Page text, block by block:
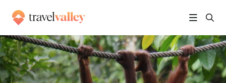
Home » De 5 coolste dingen om te doen op Borneo